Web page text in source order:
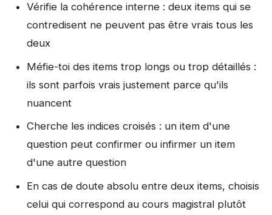
Vérifie la cohérence interne : deux items qui se
contredisent ne peuvent pas être vrais tous les
deux
Méfie-toi des items trop longs ou trop détaillés :
ils sont parfois vrais justement parce qu'ils
nuancent
Cherche les indices croisés : un item d'une
question peut confirmer ou infirmer un item
d'une autre question
En cas de doute absolu entre deux items, choisis
celui qui correspond au cours magistral plutôt